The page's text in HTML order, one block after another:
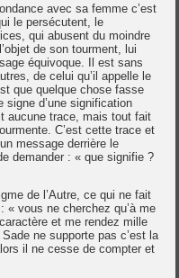
avec sa femme c’est
le persécutent, le
qui abusent du moindre
de son tourment, lui
équivoque. Il est sans
de celui qu’il appelle le
que quelque chose fasse
signe d’une signification
aucune trace, mais tout fait
C’est cette trace et
message derrière le
demander : « que signifie ?
de l’Autre, ce qui ne fait
vous ne cherchez qu’à me
et me rendez mille
ne supporte pas c’est la
il ne cesse de compter et